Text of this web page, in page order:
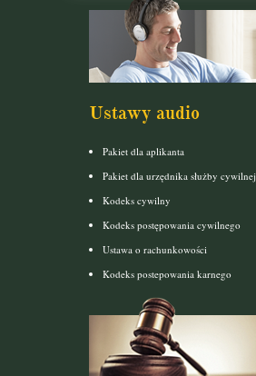
Ustawy audio
Pakiet dla aplikanta
Pakiet dla urzędnika służby cywilnej
Kodeks cywilny
Kodeks postępowania cywilnego
Ustawa o rachunkowości
Kodeks postepowania karnego